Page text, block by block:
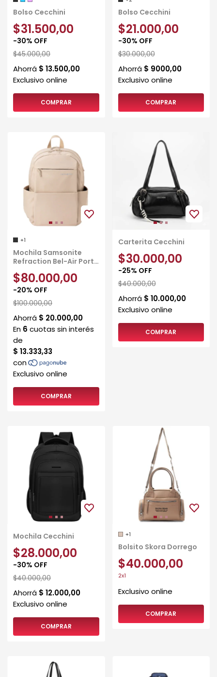
Bolso Cecchini
$31.500,00
-30% OFF
$45.000,00
COMPRAR
Bolso Cecchini
$21.000,00
-30% OFF
$30.000,00
COMPRAR
+1
Mochila Samsonite
Refraction Bel-Air Porta
Notebook
$80.000,00
-20% OFF
$100.000,00
COMPRAR
Carterita Cecchini
$30.000,00
-25% OFF
$40.000,00
COMPRAR
Mochila Cecchini
$28.000,00
-30% OFF
$40.000,00
COMPRAR
+1
Bolsito Skora Dorrego
$40.000,00
2x1
COMPRAR